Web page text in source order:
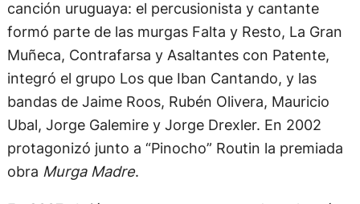
canción uruguaya: el percusionista y cantante
formó parte de las murgas Falta y Resto, La Gran
Muñeca, Contrafarsa y Asaltantes con Patente,
integró el grupo Los que Iban Cantando, y las
bandas de Jaime Roos, Rubén Olivera, Mauricio
Ubal, Jorge Galemire y Jorge Drexler. En 2002
protagonizó junto a “Pinocho” Routin la premiada
obra Murga Madre.